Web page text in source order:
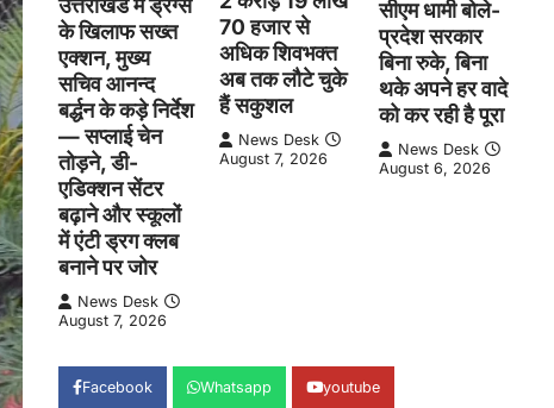
उत्तराखंड में ड्रग्स
के खिलाफ सख्त
एक्शन, मुख्य
सचिव आनन्द
बर्द्धन के कड़े निर्देश
— सप्लाई चेन
तोड़ने, डी-
एडिक्शन सेंटर
बढ़ाने और स्कूलों
में एंटी ड्रग क्लब
बनाने पर जोर
News Desk
August 7, 2026
70 हजार से
अधिक शिवभक्त
अब तक लौटे चुके
हैं सकुशल
News Desk
August 7, 2026
सीएम धामी बोले-
प्रदेश सरकार
बिना रुके, बिना
थके अपने हर वादे
को कर रही है पूरा
News Desk
August 6, 2026
Facebook Whatsapp youtube